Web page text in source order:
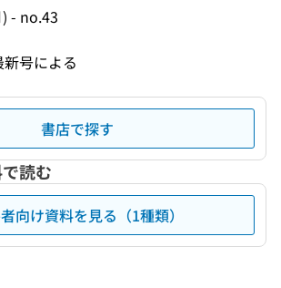
- no.43
号による
書店で探す
読む
向け資料を見る（1種類）